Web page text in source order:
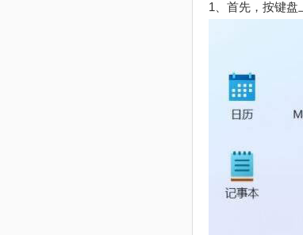
1、首先，按键